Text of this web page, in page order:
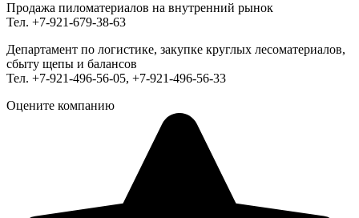
Продажа пиломатериалов на внутренний рынок
Тел. +7-921-679-38-63
Департамент по логистике, закупке круглых лесоматериалов,
сбыту щепы и балансов
Тел. +7-921-496-56-05, +7-921-496-56-33
Оцените компанию